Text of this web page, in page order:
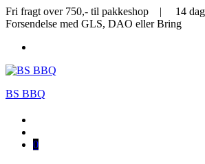
Fri fragt over 750,- til pakkeshop | 14
Forsendelse med GLS, DAO eller Bring
BS BBQ
0